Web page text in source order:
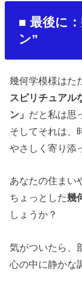
■ 最後に
ン”
幾何学模様はた
スピリチュアル
ン」 だと私は思
そしてそれは、
やさしく寄り添
あなたの住まい
ちょっとした幾
しょうか？
気がついたら、
心の中に静かな